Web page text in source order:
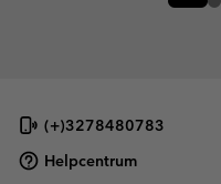
(+)3278480783
Helpcentrum